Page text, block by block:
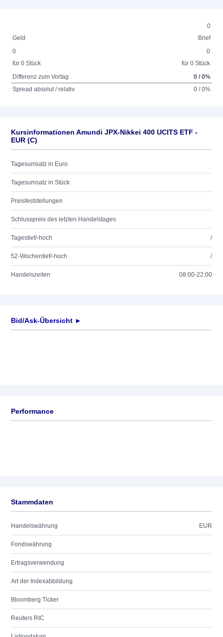
0
Geld
Brief
0
für 0 Stück
0
für 0 Stück
Differenz zum Vortag
0 / 0%
Spread absolut / relativ
0 / 0%
Kursinformationen Amundi JPX-Nikkei 400 UCITS ETF -
EUR (C)
Tagesumsatz in Euro
Tagesumsatz in Stück
Preisfeststellungen
Schlusspreis des letzten Handelstages
Tagestief/-hoch /
52-Wochentief/-hoch /
Handelszeiten 08:00-22:00
Bid/Ask-Übersicht ►
Performance
Stammdaten
Handelswährung EUR
Fondswährung
Ertragsverwendung
Art der Indexabbildung
Bloomberg Ticker
Reuters RIC